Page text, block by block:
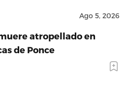
Ago 5, 2026
atropellado en
de Ponce